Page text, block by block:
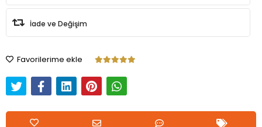
İade ve Değişim
Favorilerime ekle